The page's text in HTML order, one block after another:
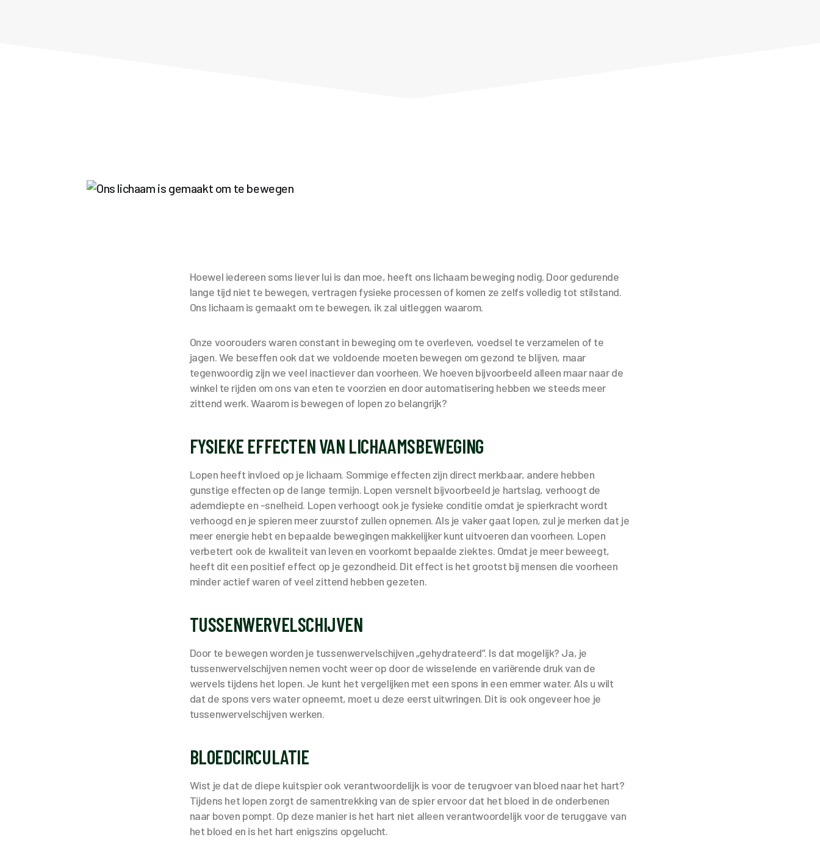
Hoewel iedereen soms liever lui is dan moe, heeft ons lichaam beweging nodig. Door gedurende
lange tijd niet te bewegen, vertragen fysieke processen of komen ze zelfs volledig tot stilstand.
Ons lichaam is gemaakt om te bewegen, ik zal uitleggen waarom.
Onze voorouders waren constant in beweging om te overleven, voedsel te verzamelen of te
jagen. We beseffen ook dat we voldoende moeten bewegen om gezond te blijven, maar
tegenwoordig zijn we veel inactiever dan voorheen. We hoeven bijvoorbeeld alleen maar naar de
winkel te rijden om ons van eten te voorzien en door automatisering hebben we steeds meer
zittend werk. Waarom is bewegen of lopen zo belangrijk?
FYSIEKE EFFECTEN VAN LICHAAMSBEWEGING
Lopen heeft invloed op je lichaam. Sommige effecten zijn direct merkbaar, andere hebben
gunstige effecten op de lange termijn. Lopen versnelt bijvoorbeeld je hartslag, verhoogt de
ademdiepte en -snelheid. Lopen verhoogt ook je fysieke conditie omdat je spierkracht wordt
verhoogd en je spieren meer zuurstof zullen opnemen. Als je vaker gaat lopen, zul je merken dat je
meer energie hebt en bepaalde bewegingen makkelijker kunt uitvoeren dan voorheen. Lopen
verbetert ook de kwaliteit van leven en voorkomt bepaalde ziektes. Omdat je meer beweegt,
heeft dit een positief effect op je gezondheid. Dit effect is het grootst bij mensen die voorheen
minder actief waren of veel zittend hebben gezeten.
TUSSENWERVELSCHIJVEN
Door te bewegen worden je tussenwervelschijven „gehydrateerd”. Is dat mogelijk? Ja, je
tussenwervelschijven nemen vocht weer op door de wisselende en variërende druk van de
wervels tijdens het lopen. Je kunt het vergelijken met een spons in een emmer water. Als u wilt
dat de spons vers water opneemt, moet u deze eerst uitwringen. Dit is ook ongeveer hoe je
tussenwervelschijven werken.
BLOEDCIRCULATIE
Wist je dat de diepe kuitspier ook verantwoordelijk is voor de terugvoer van bloed naar het hart?
Tijdens het lopen zorgt de samentrekking van de spier ervoor dat het bloed in de onderbenen
naar boven pompt. Op deze manier is het hart niet alleen verantwoordelijk voor de teruggave van
het bloed en is het hart enigszins opgelucht.